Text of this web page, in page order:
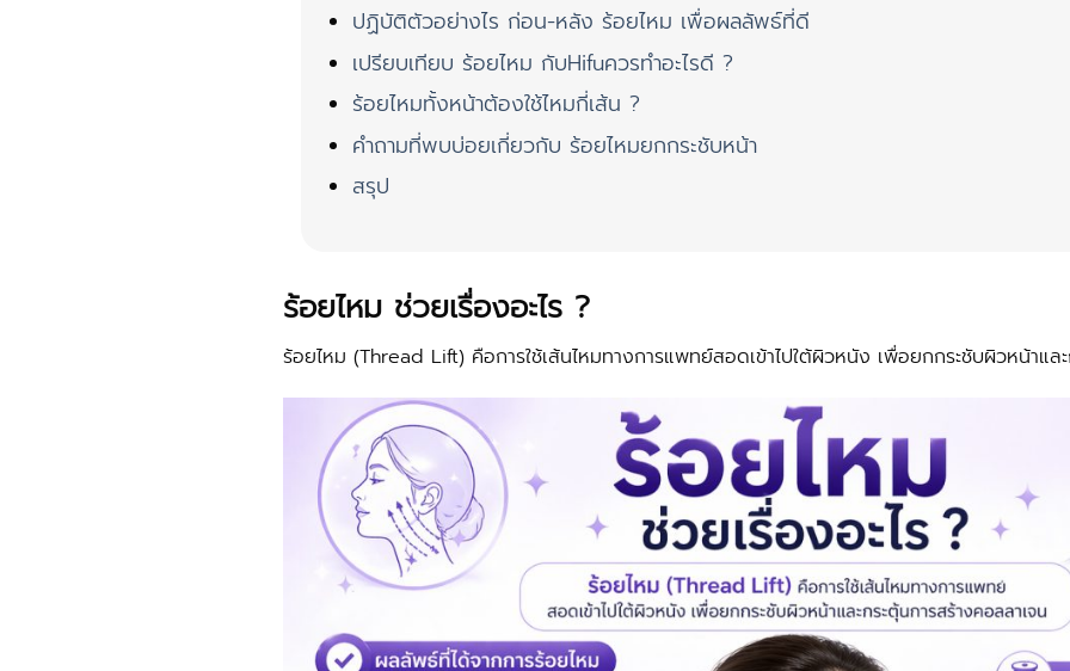
ปฏิบัติตัวอย่างไร ก่อน-หลัง ร้อยไหม เพื่อผลลัพธ์ที่ดี
เปรียบเทียบ ร้อยไหม กับHifuควรทำอะไรดี ?
ร้อยไหมทั้งหน้าต้องใช้ไหมกี่เส้น ?
คำถามที่พบบ่อยเกี่ยวกับ ร้อยไหมยกกระชับหน้า
สรุป
ร้อยไหม ช่วยเรื่องอะไร ?
ร้อยไหม (Thread Lift) คือการใช้เส้นไหมทางการแพทย์สอดเข้าไปใต้ผิวหนัง เพื่อยกกระชับผิวหน้าแล